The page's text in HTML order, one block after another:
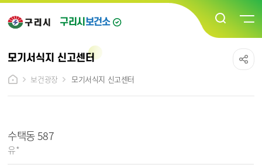
구리시 보건소
모기서식지 신고센터
보건광장
모기서식지 신고센터
수택동 587
유*